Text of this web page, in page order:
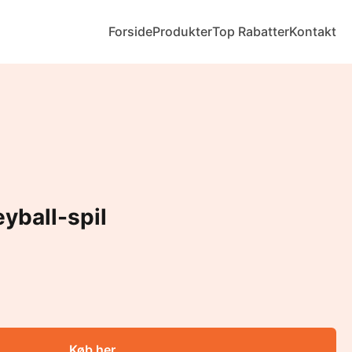
ForsideProdukterTop RabatterKontakt
spil